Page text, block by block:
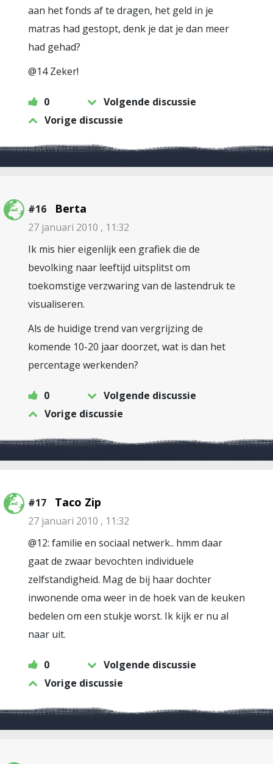
aan het fonds af te dragen, het geld in je
matras had gestopt, denk je dat je dan meer
had gehad?
@14 Zeker!
0
Volgende discussie
Vorige discussie
#16 Berta
27 januari 2010 , 11:32
Ik mis hier eigenlijk een grafiek die de
bevolking naar leeftijd uitsplitst om
toekomstige verzwaring van de lastendruk te
visualiseren.
Als de huidige trend van vergrijzing de
komende 10-20 jaar doorzet, wat is dan het
percentage werkenden?
0
Volgende discussie
Vorige discussie
#17 Taco Zip
27 januari 2010 , 11:32
@12: familie en sociaal netwerk.. hmm daar
gaat de zwaar bevochten individuele
zelfstandigheid. Mag de bij haar dochter
inwonende oma weer in de hoek van de keuken
bedelen om een stukje worst. Ik kijk er nu al
naar uit.
0
Volgende discussie
Vorige discussie